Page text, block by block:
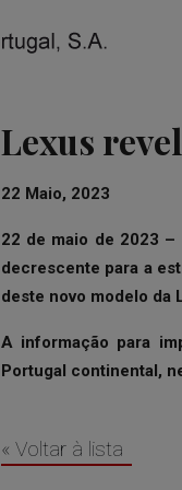
Lexus
22 Maio, 2023
22 de maio de 2023 –
decrescente para a
deste novo modelo da
A informação para
Portugal continental,
« Voltar à lista